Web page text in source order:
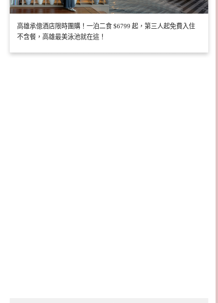
高雄承億酒店限時團購！一泊二食 $6799 起，第三人起免費入住
不含餐，高雄最美泳池就在這！